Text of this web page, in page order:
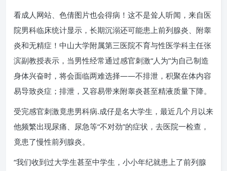
看成人网站、色倩图片也会得病！这不是耸人听闻，来自医
院男科临床统计显示，长期沉溺还可能患上前列腺炎、附睾
炎和无精症！中山大学附属第三医院不育与性医学科主任张
滨副教授表示，当男性经常通过感官刺激“人为”为自己制造
身体兴奋时，将会面临两难选择——不排泄，积聚在体内容
易导致炎症；排泄，又容易带来附睾炎甚至精液质量下降。
受完感官刺激竟患男科病.成仔是名大学生，最近几个月以来
他频繁出现尿痛、尿急等“不对劲”的症状，去医院一检查，
竟患了慢性前列腺炎。
“我们收到过大学生甚至中学生，小小年纪就患上了前列腺